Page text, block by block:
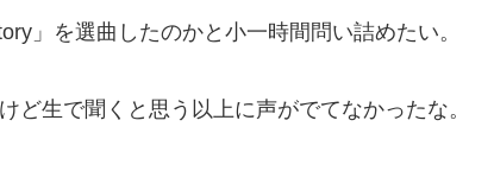
」を選曲したのかと小一時間問い詰めたい。
ど生で聞くと思う以上に声がでてなかったな。